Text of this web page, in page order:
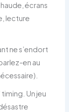
écrans
lecture
ne s’endort
en au
Un jeu